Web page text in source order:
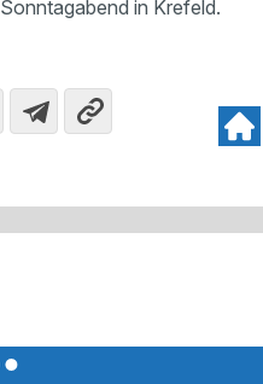
in Krefeld.